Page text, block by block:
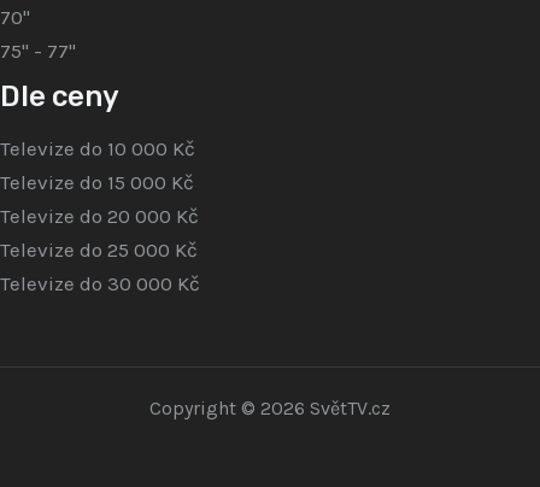
70"
75" - 77"
Dle ceny
Televize do 10 000 Kč
Televize do 15 000 Kč
Televize do 20 000 Kč
Televize do 25 000 Kč
Televize do 30 000 Kč
Copyright © 2026 SvětTV.cz